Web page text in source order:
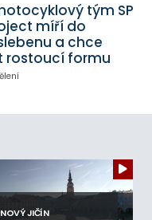
tým SP
míří do
a chce
rostoucí formu
NOVÝ JIČÍN